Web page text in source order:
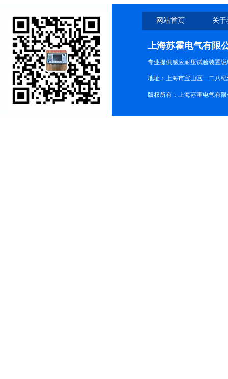
网站首页 关
上海苏霍电气有限
专业提供感应耐压试验装置
地址：上海市宝山区一二八纪
版权所有：上海苏霍电气有